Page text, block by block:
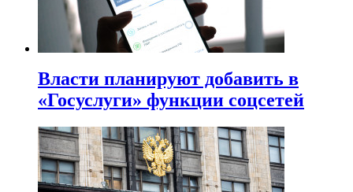
Власти планируют добавить в
«Госуслуги» функции соцсетей